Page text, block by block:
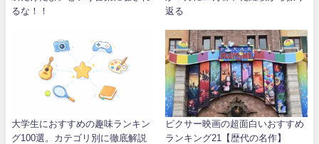
るな！！
返る
大学生におすすめの趣味ランキン
グ100選。カテゴリ別に徹底解説
ピクサー映画の超面白いおすすめ
ランキング21【歴代の名作】